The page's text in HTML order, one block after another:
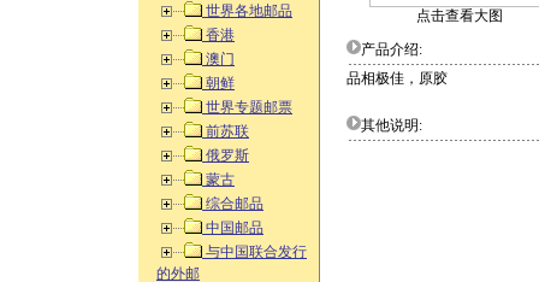
世界各地邮品
香港
澳门
朝鲜
世界专题邮票
前苏联
俄罗斯
蒙古
综合邮品
中国邮品
与中国联合发行
的外邮
点击查看大图
产品介绍:
品相极佳，原胶
其他说明: